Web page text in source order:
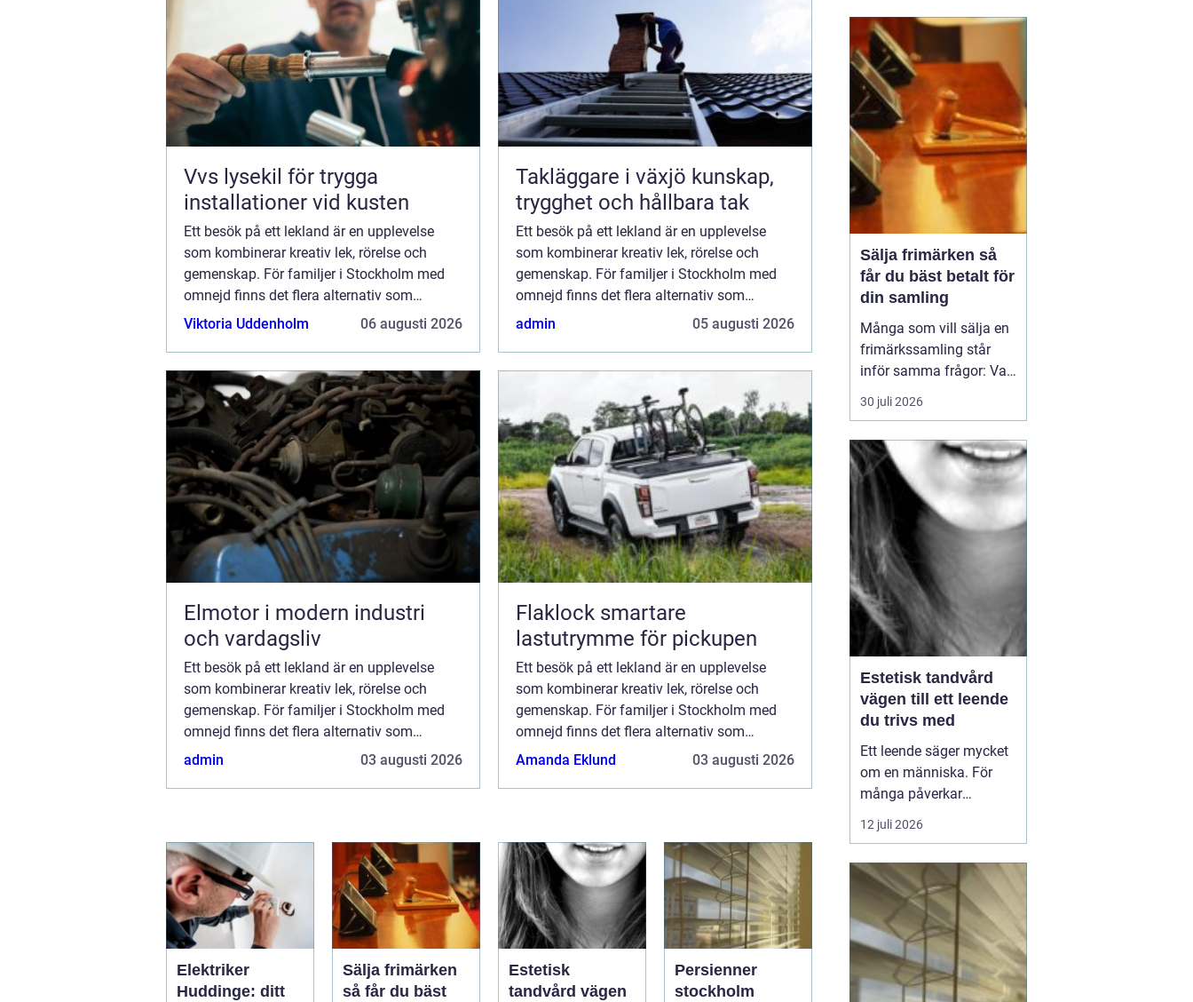
Vvs lysekil för trygga
installationer vid kusten
Ett besök på ett lekland är en upplevelse
som kombinerar kreativ lek, rörelse och
gemenskap. För familjer i Stockholm med
omnejd finns det flera alternativ som
erbjuder inspirerande miljöer där barn kan
Viktoria Uddenholm 06 augusti 2026
Takläggare i växjö kunskap,
trygghet och hållbara tak
Ett besök på ett lekland är en upplevelse
som kombinerar kreativ lek, rörelse och
gemenskap. För familjer i Stockholm med
omnejd finns det flera alternativ som
erbjuder inspirerande miljöer där barn kan
admin 05 augusti 2026
Elmotor i modern industri
och vardagsliv
Ett besök på ett lekland är en upplevelse
som kombinerar kreativ lek, rörelse och
gemenskap. För familjer i Stockholm med
omnejd finns det flera alternativ som
erbjuder inspirerande miljöer där barn kan
admin 03 augusti 2026
Flaklock smartare
lastutrymme för pickupen
Ett besök på ett lekland är en upplevelse
som kombinerar kreativ lek, rörelse och
gemenskap. För familjer i Stockholm med
omnejd finns det flera alternativ som
erbjuder inspirerande miljöer där barn kan
Amanda Eklund 03 augusti 2026
Elektriker
Huddinge: ditt
Sälja frimärken
så får du bäst
Estetisk
tandvård vägen
Persienner
stockholm
alltid bäst att vända sig
till ett proffs. I Huddinge
finns det många ...
Sälja frimärken så
får du bäst betalt för
din samling
Många som vill sälja en
frimärkssamling står
inför samma frågor: Vad
är samlingen värd? Var
vänder man sig? Och hur
för billigt? Oavsett om
samlingen är egen, ärvd
eller del av ett dödsbo
går det att skapa
ordning, få en rättvi...
30 juli 2026
Estetisk tandvård
vägen till ett leende
du trivs med
Ett leende säger mycket
om en människa. För
många påverkar
tändernas utseende
både självförtroendet
sociala situationer.
estetisk tandvård
handlar om att skapa
et...
12 juli 2026